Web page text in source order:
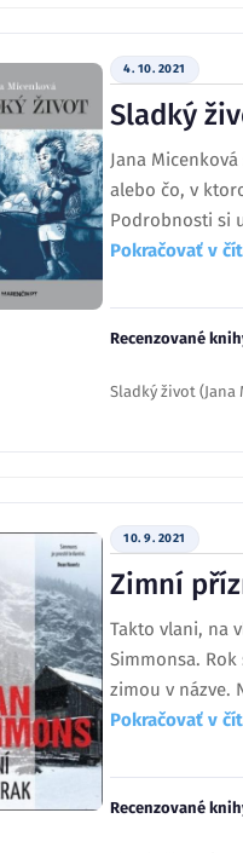
4. 10. 2021
Sladký
Jana
alebo čo, v
Podrobnosti si
Pokračovať v
Recenzované
Sladký život (Jana
10. 9. 2021
Zimní
Takto vlani, na
Simmonsa.
zimou v názve.
Pokračovať v
Recenzované